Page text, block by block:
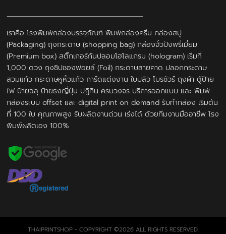
เราคือ โรงพิมพ์กล่องบรรจุภัณฑ์ พิมพ์กล่องครีม กล่องสบู่
(Packaging) ถุงกระดาษ (shopping bag) กล่องจั่วปังพรี่เมี่ยม
(Premium box) สติ๊กเกอร์กันปลอมโฮโลแกรม (hologram) เริ่มที่
1,000 ดวง ถุงซิปซองฟอยล์ (Foil) กระดาษสายคาด ปลอกกระดาษ
สวมแก้ว กระดาษหูหิ้วแก้ว การ์ดแต่งงาน ใบปลิว โบรชัวร์ ถุงผ้า ตู้ป้าย
ไฟ ป้ายฉลุ ป้ายธงญี่ปุ่น ปฎิทิน ครบวงจร บริการออกแบบ และ พิมพ์
กล่องระบบ offset และ digital print on demand รับทำกล่อง เริ่มต้น
ที่ 100 ใบ คุณภาพสูง รับผลิตงานด่วน เร่งได้ ด้วยทีมงานมืออาชีพ โรง
พิมพ์ผลิตเอง 100%
THAIPRINTSHOP - COPYRIGHT ©2026 ALL RIGHTS RESERVED.